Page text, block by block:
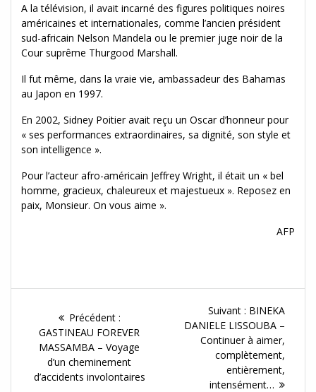
A la télévision, il avait incarné des figures politiques noires
américaines et internationales, comme l’ancien président
sud-africain Nelson Mandela ou le premier juge noir de la
Cour suprême Thurgood Marshall.
Il fut même, dans la vraie vie, ambassadeur des Bahamas
au Japon en 1997.
En 2002, Sidney Poitier avait reçu un Oscar d’honneur pour
« ses performances extraordinaires, sa dignité, son style et
son intelligence ».
Pour l’acteur afro-américain Jeffrey Wright, il était un « bel
homme, gracieux, chaleureux et majestueux ». Reposez en
paix, Monsieur. On vous aime ».
AFP
l'article
Précédent :Article
précédent :
GASTINEAU FOREVER
MASSAMBA – Voyage
d’un cheminement
d’accidents involontaires
Suivant : Article
Suivant :
BINEKA
DANIELE LISSOUBA –
Continuer à aimer,
complètement,
entièrement,
intensément…